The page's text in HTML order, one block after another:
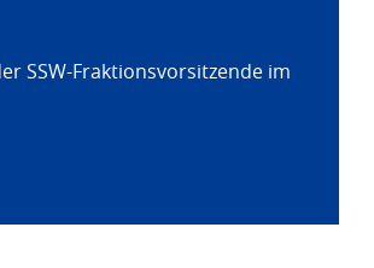
SSW-Fraktionsvorsitzende im